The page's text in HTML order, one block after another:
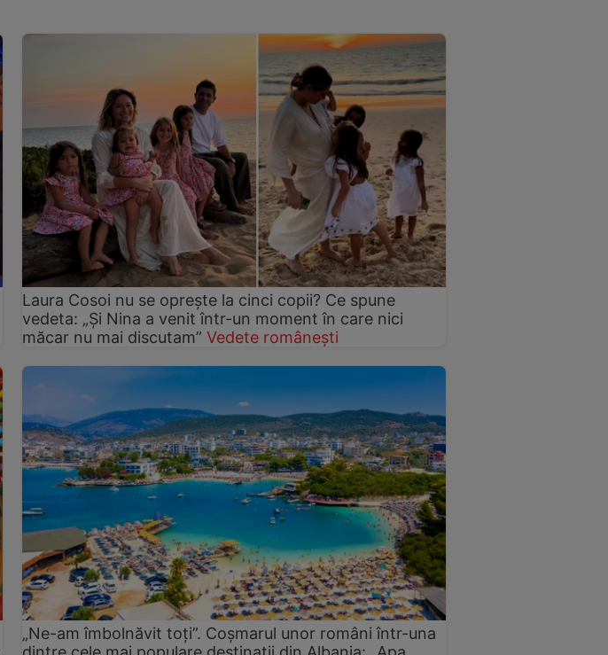
Laura Cosoi nu se oprește la cinci copii? Ce spune
vedeta: „Și Nina a venit într-un moment în care nici
măcar nu mai discutam” Vedete românești
„Ne-am îmbolnăvit toți”. Coșmarul unor români într-una